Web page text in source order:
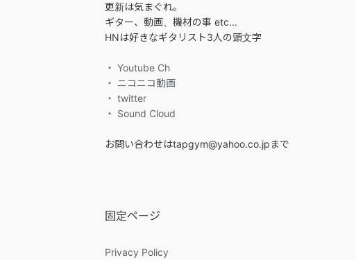
更新は気まぐれ。
ギター、動画、機材の事 etc...
HNは好きなギタリスト3人の頭文字
・ Youtube Ch
・ ニコニコ動画
・ twitter
・ Sound Cloud
お問い合わせはtapgym@yahoo.co.jpまで
固定ページ
Privacy Policy